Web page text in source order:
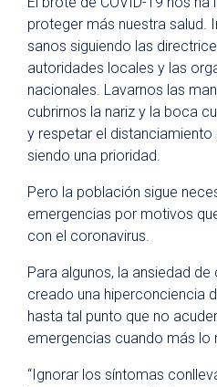
proteger más nuestra salud.
sanos siguiendo las
autoridades locales y las
nacionales. Lavarnos las
cubrirnos la nariz y la boca
y respetar el
siendo una prioridad.
Pero la población sigue
emergencias por motivos
con el coronavirus.
Para algunos, la ansiedad
creado una hiperconciencia
hasta tal punto que no
emergencias cuando más lo
“Ignorar los síntomas